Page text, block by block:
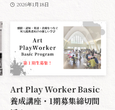
2026年1月18日
Art Play Worker Basic
養成講座・1期募集締切間